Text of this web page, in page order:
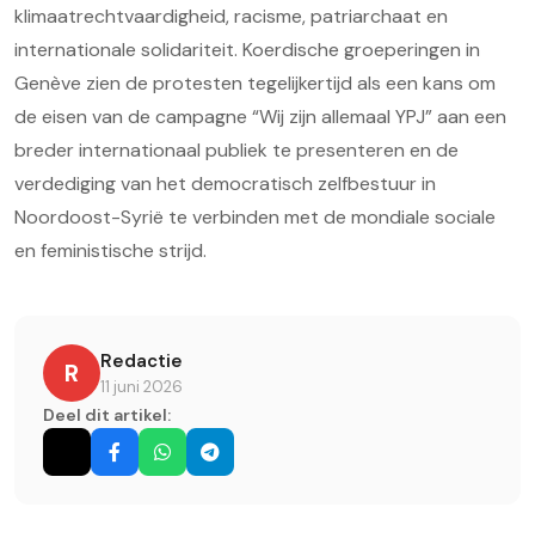
klimaatrechtvaardigheid, racisme, patriarchaat en
internationale solidariteit. Koerdische groeperingen in
Genève zien de protesten tegelijkertijd als een kans om
de eisen van de campagne “Wij zijn allemaal YPJ” aan een
breder internationaal publiek te presenteren en de
verdediging van het democratisch zelfbestuur in
Noordoost-Syrië te verbinden met de mondiale sociale
en feministische strijd.
R Redactie
11 juni 2026
Deel dit artikel: